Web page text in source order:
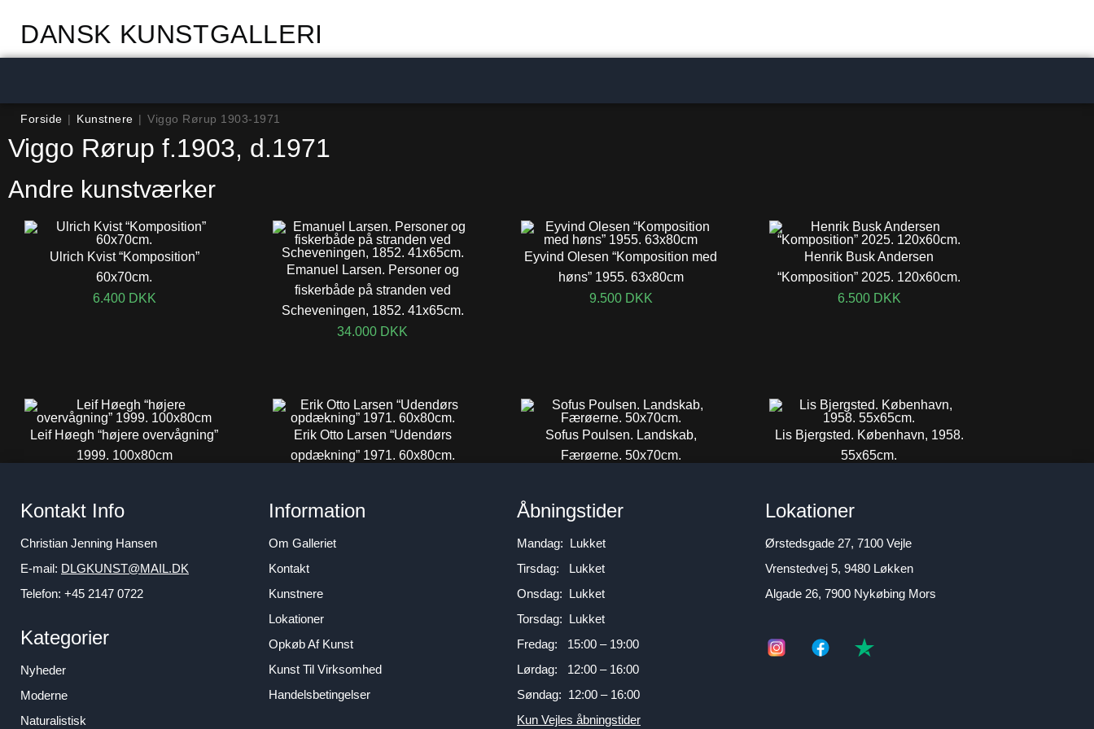
DANSK KUNSTGALLERI
Forside | Kunstnere | Viggo Rørup 1903-1971
Viggo Rørup f.1903, d.1971
Andre kunstværker
Ulrich Kvist “Komposition”
60x70cm.
6.400 DKK
Emanuel Larsen. Personer og
fiskerbåde på stranden ved
Scheveningen, 1852. 41x65cm.
34.000 DKK
Eyvind Olesen “Komposition med
høns” 1955. 63x80cm
9.500 DKK
Henrik Busk Andersen
“Komposition” 2025. 120x60cm.
6.500 DKK
Leif Høegh “højere overvågning”
1999. 100x80cm
Erik Otto Larsen “Udendørs
opdækning” 1971. 60x80cm.
Sofus Poulsen. Landskab,
Færøerne. 50x70cm.
Lis Bjergsted. København, 1958.
55x65cm.
Kontakt Info
Christian Jenning Hansen
E-mail: DLGKUNST@MAIL.DK
Telefon: +45 2147 0722
Kategorier
Nyheder
Moderne
Naturalistisk
Information
Om Galleriet
Kontakt
Kunstnere
Lokationer
Opkøb Af Kunst
Kunst Til Virksomhed
Handelsbetingelser
Åbningstider
Mandag: Lukket
Tirsdag: Lukket
Onsdag: Lukket
Torsdag: Lukket
Fredag: 15:00 – 19:00
Lørdag: 12:00 – 16:00
Søndag: 12:00 – 16:00
Kun Vejles åbningstider
Lokationer
Ørstedsgade 27, 7100 Vejle
Vrenstedvej 5, 9480 Løkken
Algade 26, 7900 Nykøbing Mors